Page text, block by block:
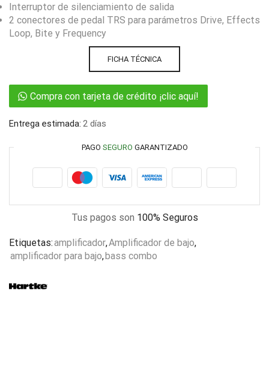
Interruptor de silenciamiento de salida
2 conectores de pedal TRS para parámetros Drive, Effects
Loop, Bite y Frequency
FICHA TÉCNICA
Compra con tarjeta de crédito ¡clic aquí!
Entrega estimada: 2 días
PAGO SEGURO GARANTIZADO
Tus pagos son 100% Seguros
Etiquetas:amplificador,Amplificador de bajo,
amplificador para bajo,bass combo